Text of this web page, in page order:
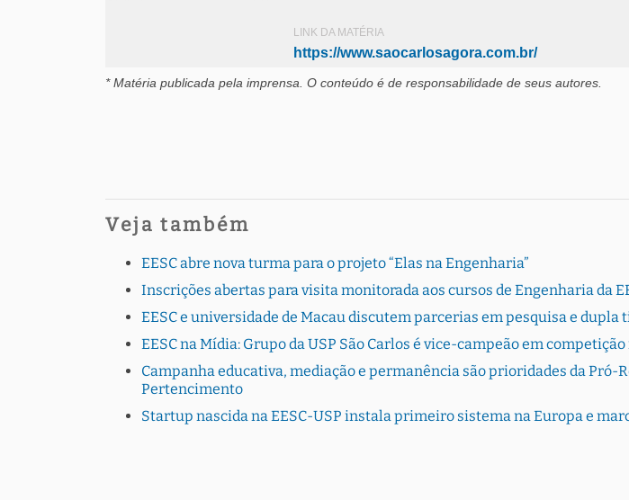
LINK DA MATÉRIA
https://www.saocarlosagora.com.br/
* Matéria publicada pela imprensa . O conteúdo é de responsabilidade de seus autores.
Veja também
EESC abre nova turma para o projeto “Elas na Engenharia”
Inscrições abertas para visita monitorada aos cursos de Engenharia da
EESC e universidade de Macau discutem parcerias em pesquisa e dupla
EESC na Mídia: Grupo da USP São Carlos é vice-campeão em
Campanha educativa, mediação e permanência são prioridades da Pró-
Pertencimento
Startup nascida na EESC-USP instala primeiro sistema na Europa e